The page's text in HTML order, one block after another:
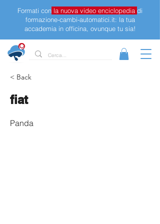
Formati con la nuova video enciclopedia di
formazione-cambi-automatici.it: la tua
accademia in officina, ovunque tu sia!
< Back
fiat
Panda